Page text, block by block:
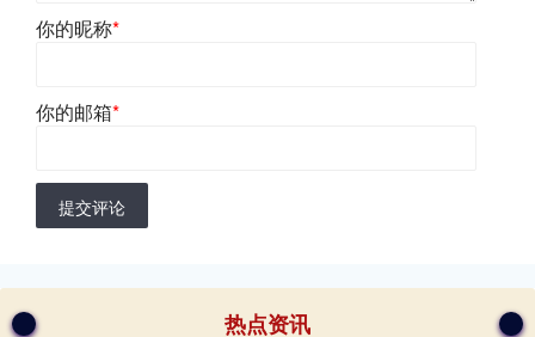
你的昵称*
你的邮箱*
提交评论
热点资讯